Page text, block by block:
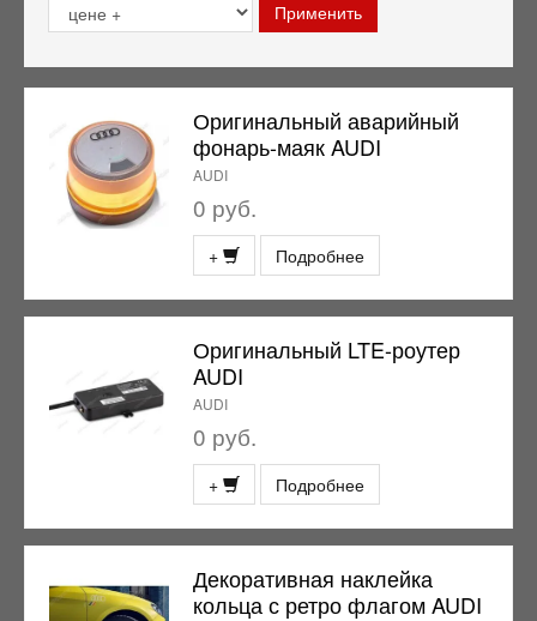
Оригинальный аварийный
фонарь-маяк AUDI
AUDI
0 руб.
+ Подробнее
Оригинальный LTE-роутер
AUDI
AUDI
0 руб.
+ Подробнее
Декоративная наклейка
кольца с ретро флагом AUDI